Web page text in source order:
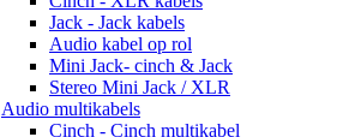
Jack - Jack kabels
Audio kabel op rol
Mini Jack- cinch & Jack
Stereo Mini Jack / XLR
Audio multikabels
Cinch - Cinch multikabel